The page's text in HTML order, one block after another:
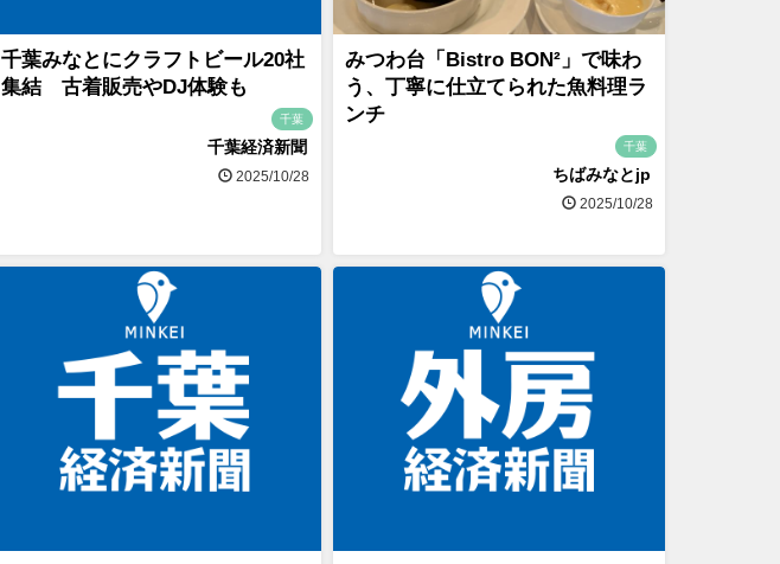
千葉みなとにクラフトビール20社
集結 古着販売やDJ体験も
千葉
千葉経済新聞
2025/10/28
みつわ台「Bistro BON²」で味わ
う、丁寧に仕立てられた魚料理ラ
ンチ
千葉
ちばみなとjp
2025/10/28